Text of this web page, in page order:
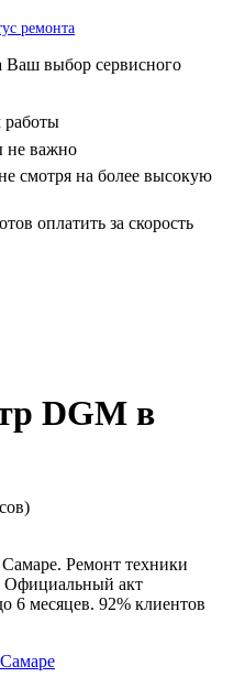
ремонта
Ваш выбор сервисного
не важно
смотря на более высокую
оплатить за скорость
DGM в
Ремонт техники
Официальный акт
6 месяцев. 92% клиентов